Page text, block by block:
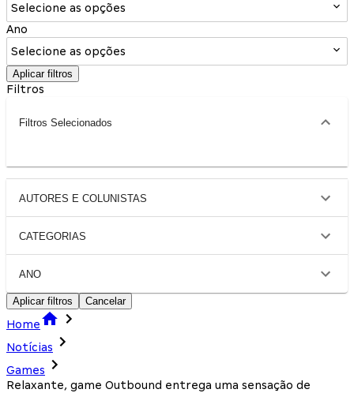
Selecione as opções
Ano
Selecione as opções
Aplicar filtros
Filtros
Filtros Selecionados
AUTORES E COLUNISTAS
CATEGORIAS
ANO
Aplicar filtros Cancelar
Home
Notícias
Games
Relaxante, game Outbound entrega uma sensação de